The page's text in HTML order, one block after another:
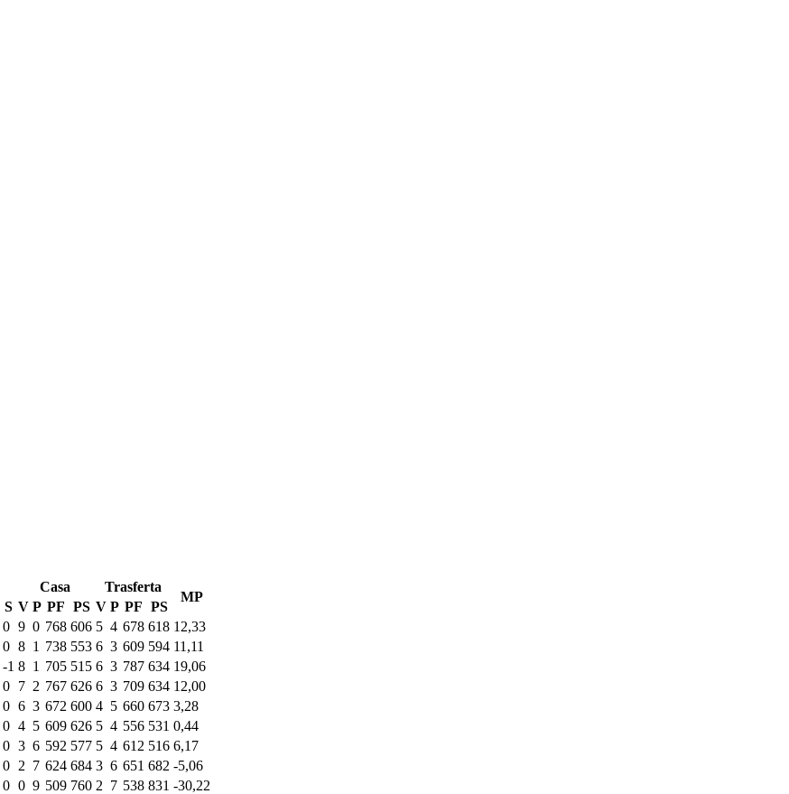
Casa Trasferta
MP
S V P PF PS V P PF PS
0 9 0 768 606 5 4 678 618 12,33
0 8 1 738 553 6 3 609 594 11,11
-1 8 1 705 515 6 3 787 634 19,06
0 7 2 767 626 6 3 709 634 12,00
0 6 3 672 600 4 5 660 673 3,28
0 4 5 609 626 5 4 556 531 0,44
0 3 6 592 577 5 4 612 516 6,17
0 2 7 624 684 3 6 651 682 -5,06
0 0 9 509 760 2 7 538 831 -30,22